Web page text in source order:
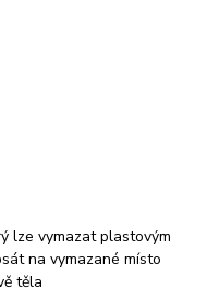
lze vymazat plastovým
na vymazané místo
těla